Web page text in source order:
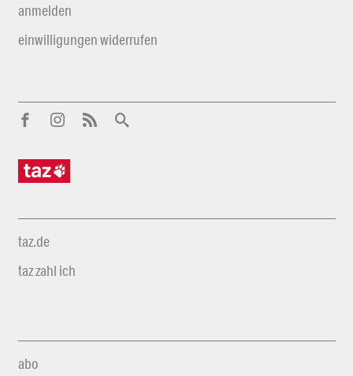
anmelden
einwilligungen widerrufen
taz.de
taz zahl ich
abo